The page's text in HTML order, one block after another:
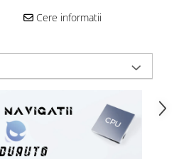
Cere informatii